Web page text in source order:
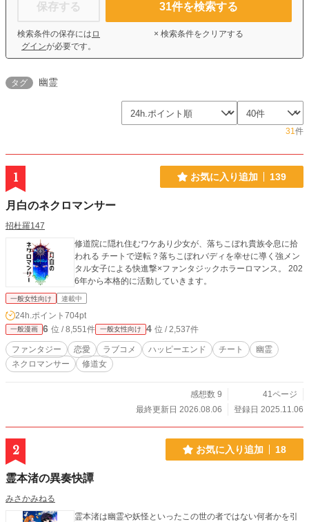
保存する
検索条件の保存には ロ
グインが必要です。
31件を検索する
× 検索条件をクリアする
タグ 幽霊
31件
1 お気に入り追加 139
月白のネクロマンサー
招杜羅147
修道院に隠れ住むワケあり少女が、落ちこぼれ貴族令息に拾
われる チートで逆転？落ちこぼれバディを幸せに導く強メン
タル女子による快進撃×ファンタジックホラーロマンス。 202
6年から本格的に活動していきます。
一般女性向け 連載中
24h.ポイント 704pt
一般漫画 6 位 / 8,551件 一般女性向け 4 位 / 2,537件
ファンタジー 恋愛 ラブコメ ハッピーエンド チート
幽霊
ネクロマンサー
修道女
感想数 9
41ページ
最終更新日 2026.08.06
登録日 2025.11.06
2 お気に入り追加 18
霊本渚の異奏快譚
みさかみねる
霊本渚は幽霊や妖怪といったこの世の者ではない何者かを引